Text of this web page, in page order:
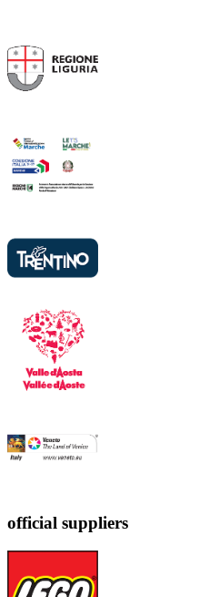
official suppliers